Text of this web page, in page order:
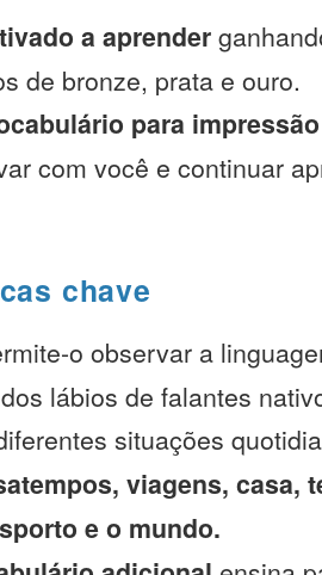
a aprender
de bronze, prata e ouro.
para impressão
com você e continuar
chave
o observar a
lábios de falantes
situações
viagens, casa,
e o mundo.